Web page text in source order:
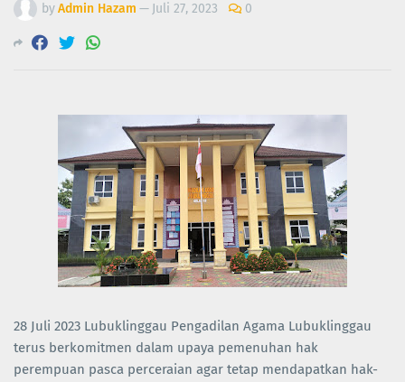
byAdmin Hazam — Juli 27, 2023 0
28 Juli 2023 Lubuklinggau Pengadilan Agama Lubuklinggau
terus berkomitmen dalam upaya pemenuhan hak
perempuan pasca perceraian agar tetap mendapatkan hak-